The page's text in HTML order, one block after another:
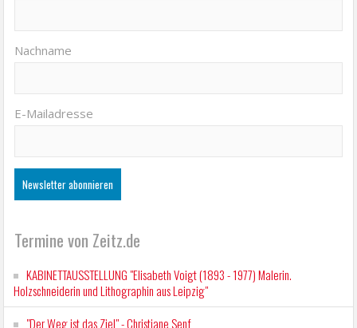
Nachname
E-Mailadresse
Termine von Zeitz.de
KABINETTAUSSTELLUNG "Elisabeth Voigt (1893 - 1977) Malerin.
Holzschneiderin und Lithographin aus Leipzig"
"Der Weg ist das Ziel" - Christiane Senf